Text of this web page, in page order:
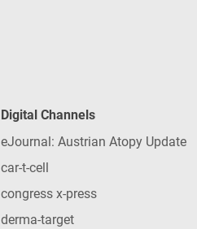
Digital Channels
eJournal: Austrian Atopy Update
car-t-cell
congress x-press
derma-target